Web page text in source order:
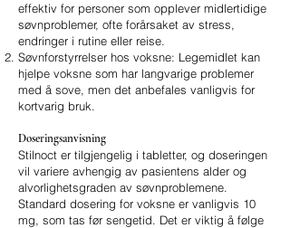
effektiv for personer som opplever midlertidige
søvnproblemer, ofte forårsaket av stress,
endringer i rutine eller reise.
Søvnforstyrrelser hos voksne: Legemidlet kan
hjelpe voksne som har langvarige problemer
med å sove, men det anbefales vanligvis for
kortvarig bruk.
Doseringsanvisning
Stilnoct er tilgjengelig i tabletter, og doseringen
vil variere avhengig av pasientens alder og
alvorlighetsgraden av søvnproblemene.
Standard dosering for voksne er vanligvis 10
mg, som tas før sengetid. Det er viktig å følge